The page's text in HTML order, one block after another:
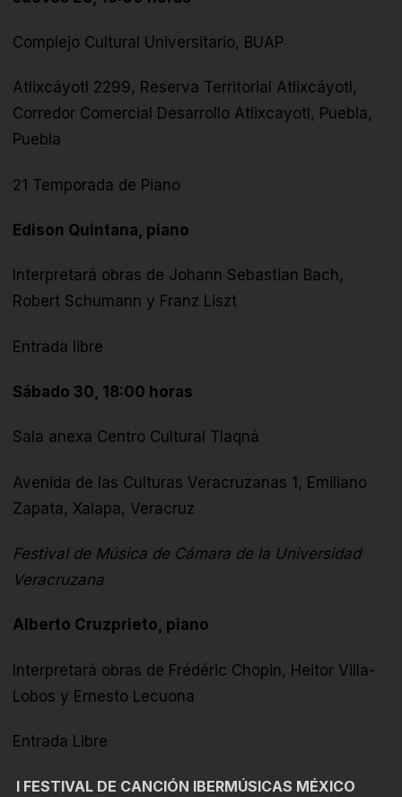
Complejo Cultural Universitario, BUAP
Atlixcáyotl 2299, Reserva Territorial Atlixcáyotl,
Corredor Comercial Desarrollo Atlixcayotl, Puebla,
Puebla
21 Temporada de Piano
Edison Quintana, piano
Interpretará obras de Johann Sebastian Bach,
Robert Schumann y Franz Liszt
Entrada libre
Sábado 30, 18:00 horas
Sala anexa Centro Cultural Tlaqná
Avenida de las Culturas Veracruzanas 1, Emiliano
Zapata, Xalapa, Veracruz
Festival de Música de Cámara de la Universidad
Veracruzana
Alberto Cruzprieto, piano
Interpretará obras de Frédéric Chopin, Heitor Villa-
Lobos y Ernesto Lecuona
Entrada Libre
I FESTIVAL DE CANCIÓN IBERMÚSICAS MÉXICO